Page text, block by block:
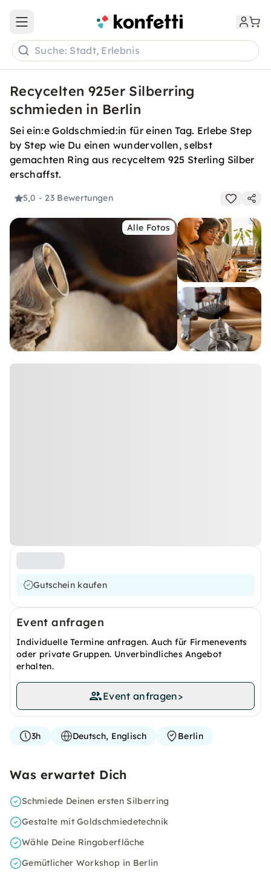
Open main menu
Suche: Stadt, Erlebnis
Recycelten 925er Silberring
schmieden in Berlin
Sei ein:e Goldschmied:in für einen Tag. Erlebe Step
by Step wie Du einen wundervollen, selbst
gemachten Ring aus recyceltem 925 Sterling Silber
erschaffst.
5,0 - 23 Bewertungen
Alle Fotos
Gutschein kaufen
Event anfragen
Individuelle Termine anfragen. Auch für Firmenevents
oder private Gruppen. Unverbindliches Angebot
erhalten.
Event anfragen>
3h Deutsch, Englisch Berlin
Was erwartet Dich
Schmiede Deinen ersten Silberring
Gestalte mit Goldschmiedetechnik
Wähle Deine Ringoberfläche
Gemütlicher Workshop in Berlin